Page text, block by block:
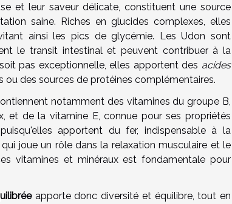
et leur saveur délicate, constituent une source
saine. Riches en glucides complexes, elles
ainsi les pics de glycémie. Les Udon sont
le transit intestinal et peuvent contribuer à la
pas exceptionnelle, elles apportent des acides
des sources de protéines complémentaires.
notamment des vitamines du groupe B,
et de la vitamine E, connue pour ses propriétés
apportent du fer, indispensable à la
joue un rôle dans la relaxation musculaire et le
vitamines et minéraux est fondamentale pour
apporte donc diversité et équilibre, tout en